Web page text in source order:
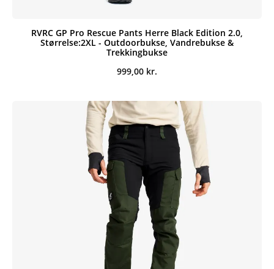
RVRC GP Pro Rescue Pants Herre Black Edition 2.0,
Størrelse:2XL - Outdoorbukse, Vandrebukse &
Trekkingbukse
999,00 kr.